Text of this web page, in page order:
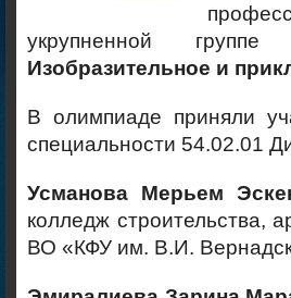
укрупненной
Изобразительное и
В олимпиаде приняли
специальности 54.02.01
Усманова Мерьем
колледж строительства,
ВО «КФУ им. В.И.